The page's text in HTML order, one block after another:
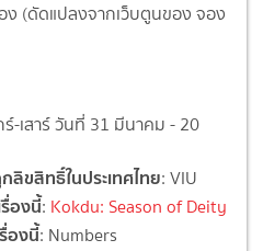
ง (ดัดแปลงจากเว็บตูนของ จอง
-เสาร์ วันที่ 31 มีนาคม - 20
ขสิทธิ์ในประเทศไทย: VIU
องนี้: Kokdu: Season of Deity
องนี้: Numbers